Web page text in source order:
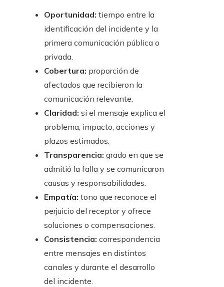
Oportunidad: tiempo entre la
identificación del incidente y la
primera comunicación pública o
privada.
Cobertura: proporción de
afectados que recibieron la
comunicación relevante.
Claridad: si el mensaje explica el
problema, impacto, acciones y
plazos estimados.
Transparencia: grado en que se
admitió la falla y se comunicaron
causas y responsabilidades.
Empatía: tono que reconoce el
perjuicio del receptor y ofrece
soluciones o compensaciones.
Consistencia: correspondencia
entre mensajes en distintos
canales y durante el desarrollo
del incidente.